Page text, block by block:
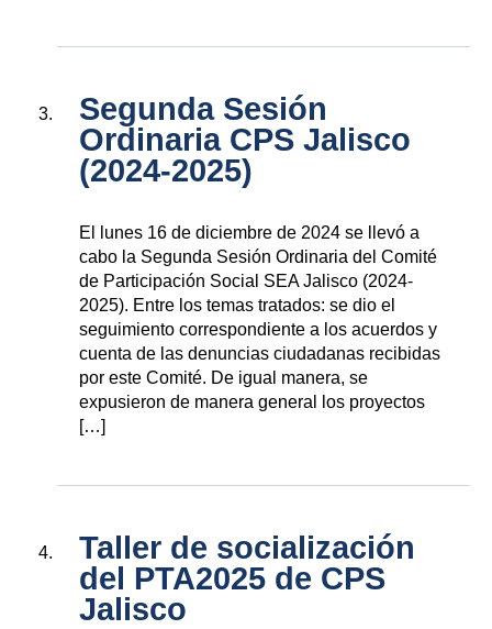
Segunda Sesión
Ordinaria CPS Jalisco
(2024-2025)
El lunes 16 de diciembre de 2024 se llevó a
cabo la Segunda Sesión Ordinaria del Comité
de Participación Social SEA Jalisco (2024-
2025). Entre los temas tratados: se dio el
seguimiento correspondiente a los acuerdos y
cuenta de las denuncias ciudadanas recibidas
por este Comité. De igual manera, se
expusieron de manera general los proyectos
[…]
Taller de socialización
del PTA2025 de CPS
Jalisco